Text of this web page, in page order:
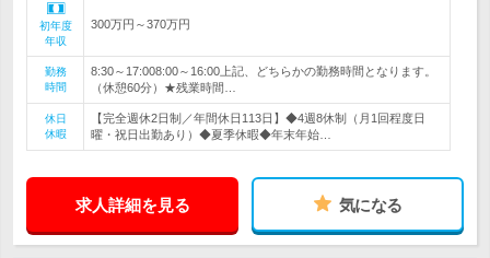
初年度
年収
300万円～370万円
勤務
時間
8:30～17:008:00～16:00上記、どちらかの勤務時間となります。
（休憩60分）★残業時間…
休日
休暇
【完全週休2日制／年間休日113日】◆4週8休制（月1回程度日
曜・祝日出勤あり）◆夏季休暇◆年末年始…
求人詳細を見る 気になる